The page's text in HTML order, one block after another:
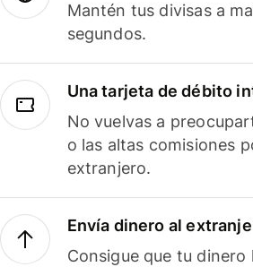
Mantén tus divisas a
segundos.
Una tarjeta de débito
No vuelvas a
o las altas comisiones
extranjero.
Envía dinero al
Consigue que tu